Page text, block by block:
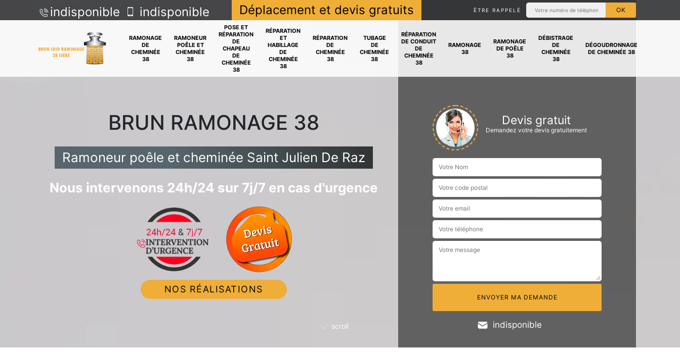
indisponible indisponible Déplacement et devis gratuits ÊTRE RAPPELÉ
RAMONAGE
DE
CHEMINÉE
38
RAMONEUR
POÊLE ET
CHEMINÉE
38
POSE ET
RÉPARATION
DE
CHAPEAU
DE
CHEMINÉE
38
RÉPARATION
ET
HABILLAGE
DE
CHEMINÉE
38
RÉPARATION
DE
CHEMINÉE
38
TUBAGE
DE
CHEMINÉE
38
RÉPARATION
DE CONDUIT
DE
CHEMINÉE
38
RAMONAGE
38
RAMONAGE
DE POÊLE
38
DÉBISTRAGE
DE
CHEMINÉE
38
DÉGOUDRONNAGE
DE CHEMINÉE 38
scroll
BRUN RAMONAGE 38
Ramoneur poêle et cheminée Saint Julien De Raz
Nous intervenons 24h/24 sur 7j/7 en cas d'urgence
NOS RÉALISATIONS
Devis gratuit
Demandez votre devis gratuitement
indisponible